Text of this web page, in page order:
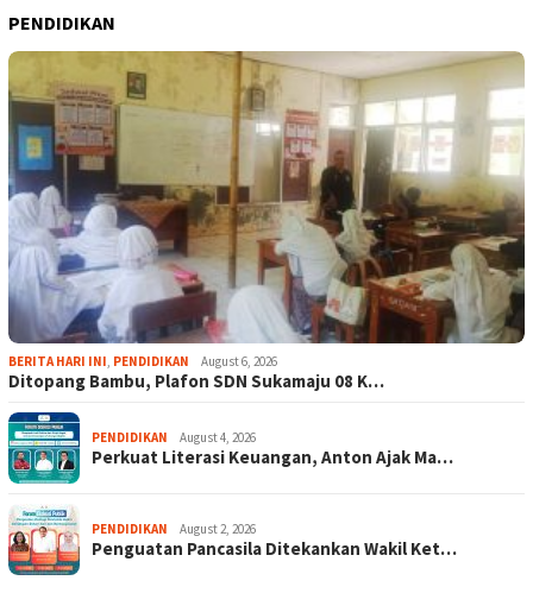
PENDIDIKAN
BERITA HARI INI, PENDIDIKAN August 6, 2026
Ditopang Bambu, Plafon SDN Sukamaju 08 K…
PENDIDIKAN August 4, 2026
Perkuat Literasi Keuangan, Anton Ajak Ma…
PENDIDIKAN August 2, 2026
Penguatan Pancasila Ditekankan Wakil Ket…